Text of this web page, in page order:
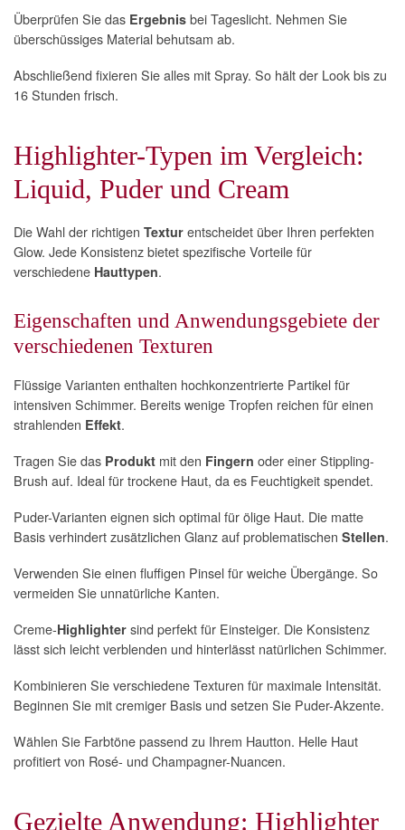
Überprüfen Sie das Ergebnis bei Tageslicht. Nehmen Sie
überschüssiges Material behutsam ab.
Abschließend fixieren Sie alles mit Spray. So hält der Look bis zu
16 Stunden frisch.
Highlighter-Typen im Vergleich:
Liquid, Puder und Cream
Die Wahl der richtigen Textur entscheidet über Ihren perfekten
Glow. Jede Konsistenz bietet spezifische Vorteile für
verschiedene Hauttypen.
Eigenschaften und Anwendungsgebiete der
verschiedenen Texturen
Flüssige Varianten enthalten hochkonzentrierte Partikel für
intensiven Schimmer. Bereits wenige Tropfen reichen für einen
strahlenden Effekt.
Tragen Sie das Produkt mit den Fingern oder einer Stippling-
Brush auf. Ideal für trockene Haut, da es Feuchtigkeit spendet.
Puder-Varianten eignen sich optimal für ölige Haut. Die matte
Basis verhindert zusätzlichen Glanz auf problematischen Stellen.
Verwenden Sie einen fluffigen Pinsel für weiche Übergänge. So
vermeiden Sie unnatürliche Kanten.
Creme-Highlighter sind perfekt für Einsteiger. Die Konsistenz
lässt sich leicht verblenden und hinterlässt natürlichen Schimmer.
Kombinieren Sie verschiedene Texturen für maximale Intensität.
Beginnen Sie mit cremiger Basis und setzen Sie Puder-Akzente.
Wählen Sie Farbtöne passend zu Ihrem Hautton. Helle Haut
profitiert von Rosé- und Champagner-Nuancen.
Gezielte Anwendung: Highlighter